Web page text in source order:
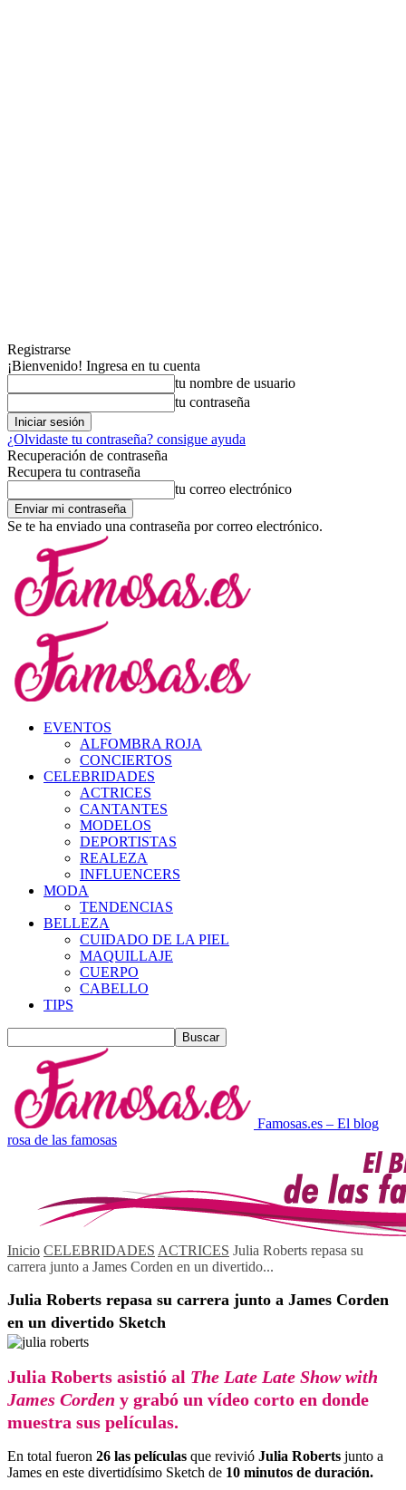
Registrarse
¡Bienvenido! Ingresa en tu cuenta
tu nombre de usuario
tu contraseña
¿Olvidaste tu contraseña? consigue ayuda
Recuperación de contraseña
Recupera tu contraseña
tu correo electrónico
Se te ha enviado una contraseña por correo electrónico.
EVENTOS
ALFOMBRA ROJA
CONCIERTOS
CELEBRIDADES
ACTRICES
CANTANTES
MODELOS
DEPORTISTAS
REALEZA
INFLUENCERS
MODA
TENDENCIAS
BELLEZA
CUIDADO DE LA PIEL
MAQUILLAJE
CUERPO
CABELLO
TIPS
Famosas.es – El blog
rosa de las famosas
Inicio CELEBRIDADES ACTRICES Julia Roberts repasa su
carrera junto a James Corden en un divertido...
Julia Roberts repasa su carrera junto a James Corden
en un divertido Sketch
Julia Roberts asistió al The Late Late Show with
James Corden y grabó un vídeo corto en donde
muestra sus películas.
En total fueron 26 las películas que revivió Julia Roberts junto a
James en este divertidísimo Sketch de 10 minutos de duración.